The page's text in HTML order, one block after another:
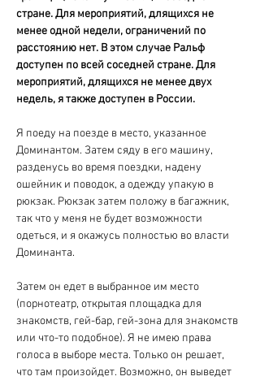
стране. Для мероприятий, длящихся не
менее одной недели, ограничений по
расстоянию нет. В этом случае Ральф
доступен по всей соседней стране. Для
мероприятий, длящихся не менее двух
недель, я также доступен в России.
Я поеду на поезде в место, указанное
Доминантом. Затем сяду в его машину,
разденусь во время поездки, надену
ошейник и поводок, а одежду упакую в
рюкзак. Рюкзак затем положу в багажник,
так что у меня не будет возможности
одеться, и я окажусь полностью во власти
Доминанта.
Затем он едет в выбранное им место
(порнотеатр, открытая площадка для
знакомств, гей-бар, гей-зона для знакомств
или что-то подобное). Я не имею права
голоса в выборе места. Только он решает,
что там произойдет. Возможно, он выведет